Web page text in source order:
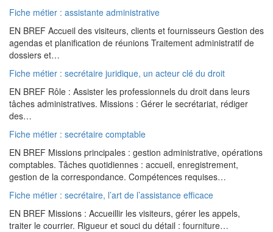
Fiche métier : assistante administrative
EN BREF Accueil des visiteurs, clients et fournisseurs Gestion des
agendas et planification de réunions Traitement administratif de
dossiers et…
Fiche métier : secrétaire juridique, un acteur clé du droit
EN BREF Rôle : Assister les professionnels du droit dans leurs
tâches administratives. Missions : Gérer le secrétariat, rédiger
des…
Fiche métier : secrétaire comptable
EN BREF Missions principales : gestion administrative, opérations
comptables. Tâches quotidiennes : accueil, enregistrement,
gestion de la correspondance. Compétences requises…
Fiche métier : secrétaire, l’art de l’assistance efficace
EN BREF Missions : Accueillir les visiteurs, gérer les appels,
traiter le courrier. Rigueur et souci du détail : fourniture…